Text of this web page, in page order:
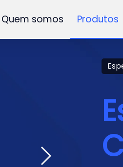
Quem somos Produtos